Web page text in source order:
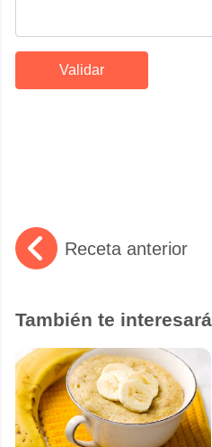
Receta anterior
También te interesará